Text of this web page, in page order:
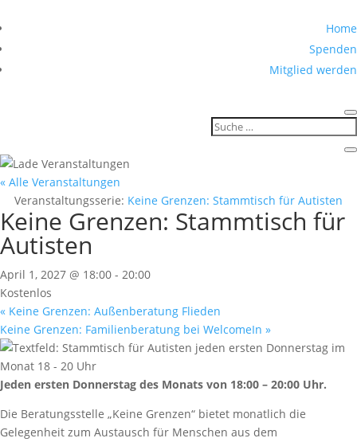
Home
Spenden
Mitglied werden
« Alle Veranstaltungen
Veranstaltungsserie: Keine Grenzen: Stammtisch für Autisten
Keine Grenzen: Stammtisch für
Autisten
April 1, 2027 @ 18:00 - 20:00
Kostenlos
« Keine Grenzen: Außenberatung Flieden
Keine Grenzen: Familienberatung bei WelcomeIn »
Jeden ersten Donnerstag des Monats von 18:00 – 20:00 Uhr.
Die Beratungsstelle „Keine Grenzen“ bietet monatlich die
Gelegenheit zum Austausch für Menschen aus dem